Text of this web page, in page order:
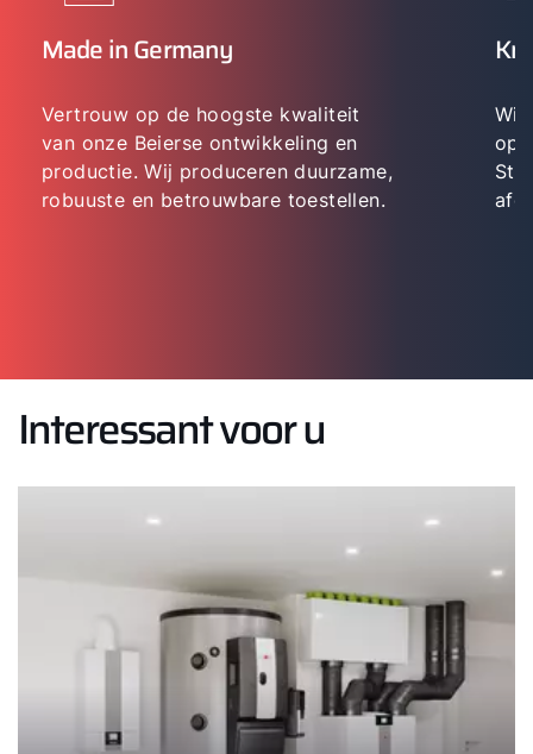
Made in Germany
Vertrouw op de hoogste kwaliteit
van onze Beierse ontwikkeling en
productie. Wij produceren duurzame,
robuuste en betrouwbare toestellen.
Wij
Interessant voor u